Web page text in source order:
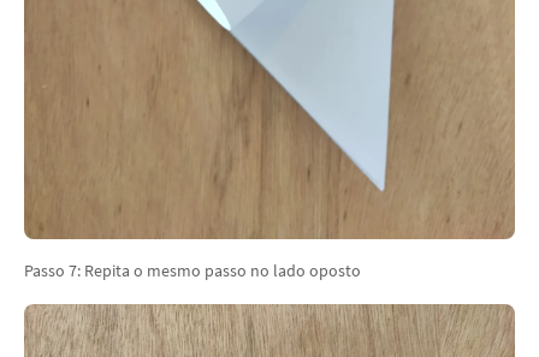
Passo 7: Repita o mesmo passo no lado oposto